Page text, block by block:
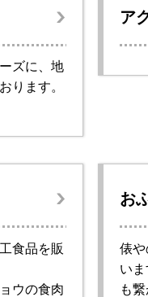
ズに、地
ります。
ア
食品を販
ウの食肉
お
俵
い
も